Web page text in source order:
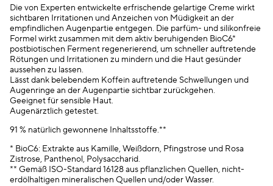
Die von Experten entwickelte erfrischende gelartige Creme wirkt
sichtbaren Irritationen und Anzeichen von Müdigkeit an der
empfindlichen Augenpartie entgegen. Die parfüm- und silikonfreie
Formel wirkt zusammen mit dem aktiv beruhigenden BioC6*
postbiotischen Ferment regenerierend, um schneller auftretende
Rötungen und Irritationen zu mindern und die Haut gesünder
aussehen zu lassen.
Lässt dank belebendem Koffein auftretende Schwellungen und
Augenringe an der Augenpartie sichtbar zurückgehen.
Geeignet für sensible Haut.
Augenärztlich getestet.
91 % natürlich gewonnene Inhaltsstoffe.**
* BioC6: Extrakte aus Kamille, Weißdorn, Pfingstrose und Rosa
Zistrose, Panthenol, Polysaccharid.
** Gemäß ISO-Standard 16128 aus pflanzlichen Quellen, nicht-
erdölhaltigen mineralischen Quellen und/oder Wasser.